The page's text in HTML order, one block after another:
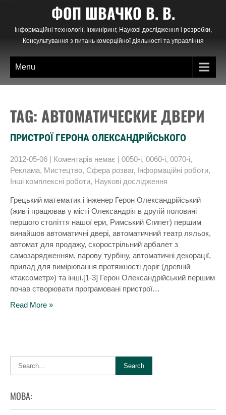
content
ФОП ШВАЧКО В. В.
Інформаційні технології, Інжиніринг, Наукові дослідження і розробки,
Консультування з питань комерційної діяльності та управління
Menu
TAG: АВТОМАТИЧЕСКИЕ ДВЕРИ
ПРИСТРОЇ ГЕРОНА ОЛЕКСАНДРІЙСЬКОГО
2012-05-06 | Коментарів немає | 0050-і, 0060-і, 0070-і,
Реклама, Мистецтво, Сфера розваг, Інформаційні роботи,
Інші комплексні роботи, Наукові дослідження
Грецький математик і інженер Герон Олександрійський
(жив і працював у місті Олександрія в другій половині
першого століття нашої ери, Римський Єгипет) першим
винайшов автоматичні двері, автоматичний театр ляльок,
автомат для продажу, скорострільний арбалет з
самозарядженням, парову турбіну, автоматичні декорації,
прилад для вимірювання протяжності доріг (древній
«таксометр») та інші.[1-3] Герон Олександрійський першим
почав створювати програмовані пристрої…
Read More »
МОВА: